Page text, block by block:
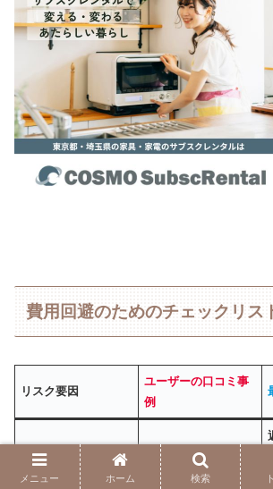
費用回避のためのチェックリス
リスク要因
ユーザーの口コミ事
例
メニュー ホーム 検索